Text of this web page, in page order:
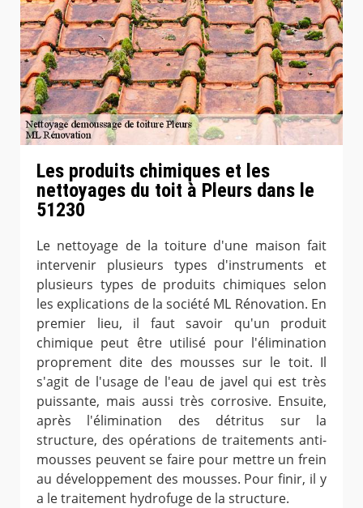
Les produits chimiques et les
nettoyages du toit à Pleurs dans le
51230
Le nettoyage de la toiture d'une maison fait
intervenir plusieurs types d'instruments et
plusieurs types de produits chimiques selon
les explications de la société ML Rénovation. En
premier lieu, il faut savoir qu'un produit
chimique peut être utilisé pour l'élimination
proprement dite des mousses sur le toit. Il
s'agit de l'usage de l'eau de javel qui est très
puissante, mais aussi très corrosive. Ensuite,
après l'élimination des détritus sur la
structure, des opérations de traitements anti-
mousses peuvent se faire pour mettre un frein
au développement des mousses. Pour finir, il y
a le traitement hydrofuge de la structure.